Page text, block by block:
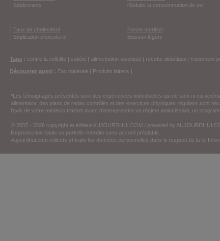
Edulcorants
Réduire la consommation de sel
Taux de cholestérol
Explication cholesterol
Forum nutrition
Boisson légère
Tags : contre la cellulite | satiété | alimentation asiatique | recette diététique | traitement
Découvrez aussi : Eau minérale | Produits laitiers |
*Les témoignages présentés sont des expériences individuelles qui ne sont ni
alimentaire, des plans de repas contrôlés et des exercices physiques réguliers sont
l'avis de votre médecin traitant avant d'entreprendre un régime amincissant, un
© 2007 - 2026 copyright et éditeur AUJOURDHUI.COM / powered by
Reproduction totale ou partielle interdite sans accord préalable.
Aujourdhui.com collecte et traite les données personnelles dans le respect de la loi